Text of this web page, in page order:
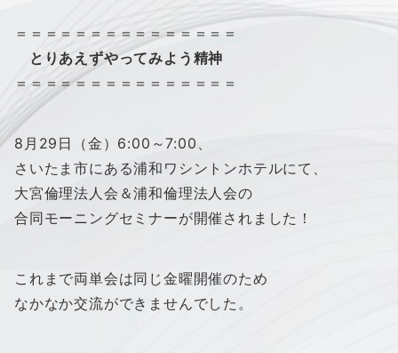
＝＝＝＝＝＝＝＝＝＝＝＝＝＝＝
とりあえずやってみよう精神
＝＝＝＝＝＝＝＝＝＝＝＝＝＝＝
8月29日（金）6:00～7:00、
さいたま市にある浦和ワシントンホテルにて、
大宮倫理法人会＆浦和倫理法人会の
合同モーニングセミナーが開催されました！
これまで両単会は同じ金曜開催のため
なかなか交流ができませんでした。